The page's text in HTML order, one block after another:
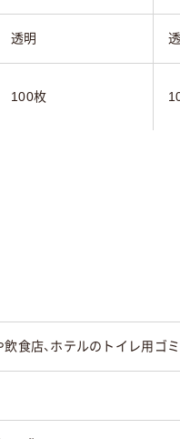
透明
100枚
（バイオマスプラスチ
ック10％）
食店、ホテルのトイレ用ゴミ